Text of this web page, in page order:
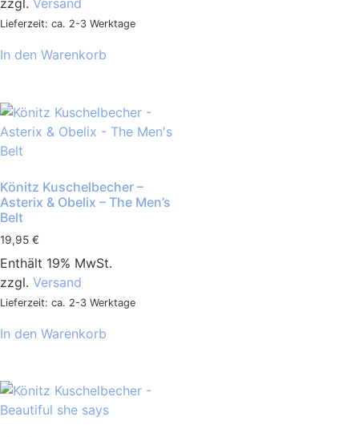
Lieferzeit: ca. 2-3 Werktage
In den Warenkorb
Könitz Kuschelbecher –
Asterix & Obelix – The Men’s
Belt
19,95 €
Enthält 19% MwSt.
zzgl. Versand
Lieferzeit: ca. 2-3 Werktage
In den Warenkorb